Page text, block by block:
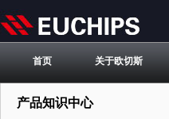
首页 关于欧切斯
产品知识中心